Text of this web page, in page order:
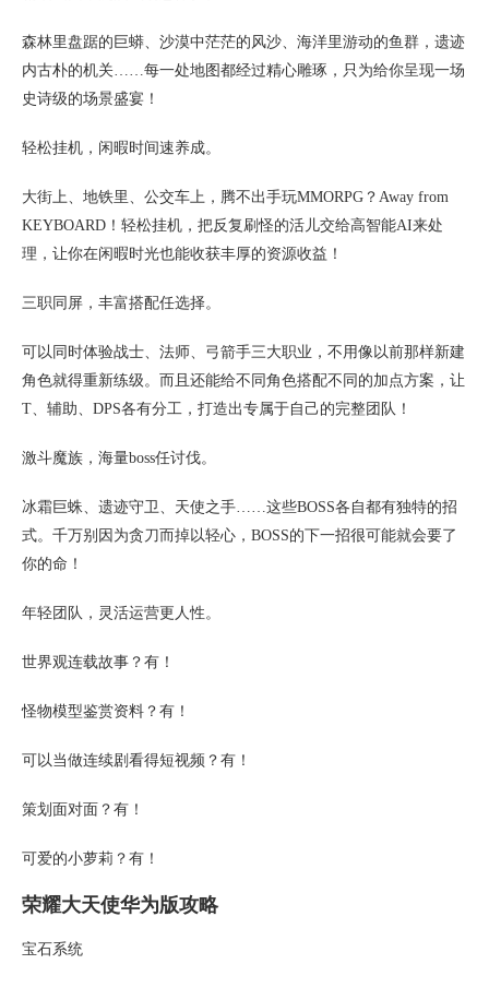
森林里盘踞的巨蟒、沙漠中茫茫的风沙、海洋里游动的鱼群，遗迹
内古朴的机关……每一处地图都经过精心雕琢，只为给你呈现一场
史诗级的场景盛宴！
轻松挂机，闲暇时间速养成。
大街上、地铁里、公交车上，腾不出手玩MMORPG？Away from
KEYBOARD！轻松挂机，把反复刷怪的活儿交给高智能AI来处
理，让你在闲暇时光也能收获丰厚的资源收益！
三职同屏，丰富搭配任选择。
可以同时体验战士、法师、弓箭手三大职业，不用像以前那样新建
角色就得重新练级。而且还能给不同角色搭配不同的加点方案，让
T、辅助、DPS各有分工，打造出专属于自己的完整团队！
激斗魔族，海量boss任讨伐。
冰霜巨蛛、遗迹守卫、天使之手……这些BOSS各自都有独特的招
式。千万别因为贪刀而掉以轻心，BOSS的下一招很可能就会要了
你的命！
年轻团队，灵活运营更人性。
世界观连载故事？有！
怪物模型鉴赏资料？有！
可以当做连续剧看得短视频？有！
策划面对面？有！
可爱的小萝莉？有！
荣耀大天使华为版攻略
宝石系统